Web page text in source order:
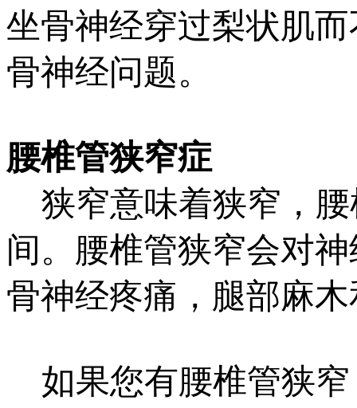
坐骨神经穿过梨状肌
骨神经问题。
腰椎管狭窄症
狭窄意味着狭窄，腰
间。腰椎管狭窄会对
骨神经疼痛，腿部麻
如果您有腰椎管狭窄